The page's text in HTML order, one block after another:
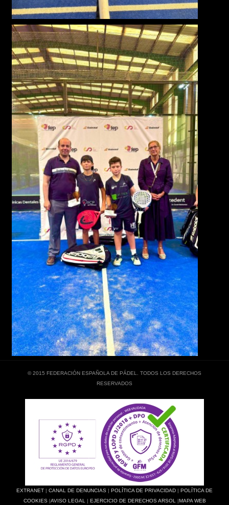
© 2015 FEDERACIÓN ESPAÑOLA DE PÁDEL. TODOS LOS DERECHOS
RESERVADOS
EXTRANET | CANAL DE DENUNCIAS | POLÍTICA DE PRIVACIDAD | POLÍTICA DE
COOKIES|AVISO LEGAL | EJERCICIO DE DERECHOS ARSOL |MAPA WEB